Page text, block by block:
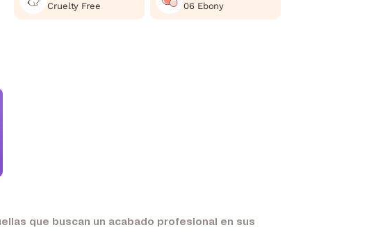
Cruelty Free 06 Ebony
que buscan un acabado profesional en sus